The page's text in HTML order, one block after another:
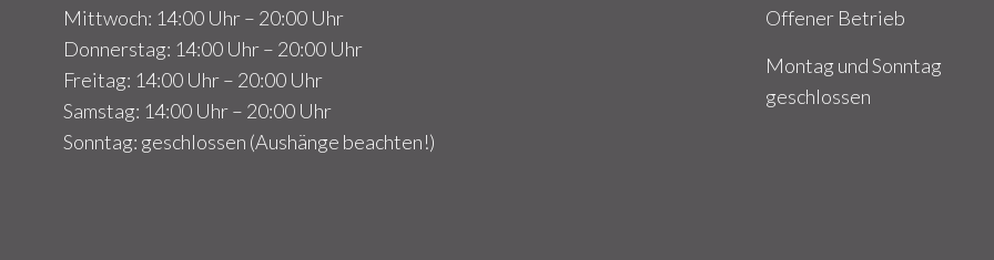
Mittwoch: 14:00 Uhr – 20:00 Uhr
Donnerstag: 14:00 Uhr – 20:00 Uhr
Freitag: 14:00 Uhr – 20:00 Uhr
Samstag: 14:00 Uhr – 20:00 Uhr
Sonntag: geschlossen (Aushänge beachten!)
Offener Betrieb
Montag und Sonntag
geschlossen